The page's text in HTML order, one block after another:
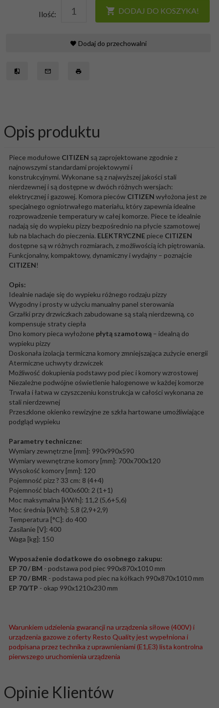
Ilość: DODAJ DO KOSZYKA!
Dodaj do przechowalni
Opis produktu
Piece modułowe CITIZEN są zaprojektowane zgodnie z
najnowszymi standardami projektowymi i
konstrukcyjnymi. Wykonane są z najwyższej jakości stali
nierdzewnej i są dostępne w dwóch różnych wersjach:
elektrycznej i gazowej. Komora pieców CITIZEN wyłożona jest ze
specjalnego ogniotrwałego materiału, który zapewnia idealne
rozprowadzenie temperatury w całej komorze. Piece te idealnie
nadają się do wypieku pizzy bezpośrednio na płycie szamotowej
lub na blachach do pieczenia. ELEKTRYCZNE piece CITIZEN
dostępne są w różnych rozmiarach, z możliwością ich piętrowania.
Funkcjonalny, kompaktowy, dynamiczny i wydajny – poznajcie
CITIZEN!
Opis:
Idealnie nadaje się do wypieku różnego rodzaju pizzy
Wygodny i prosty w użyciu manualny panel sterowania
Grzałki przy drzwiczkach zabudowane są stalą nierdzewną, co
kompensuje straty ciepła
Dno komory pieca wyłożone płytą szamotową – idealną do
wypieku pizzy
Doskonała izolacja termiczna komory zmniejszająca zużycie energii
Atermiczne uchwyty drzwiczek
Możliwość dokupienia podstawy pod piec i komory wzrostowej
Niezależne podwójne oświetlenie halogenowe w każdej komorze
Trwała i łatwa w czyszczeniu konstrukcja w całości wykonana ze
stali nierdzewnej
Przeszklone okienko rewizyjne ze szkła hartowane umożliwiające
podgląd wypieku
Parametry techniczne:
Wymiary zewnętrzne [mm]: 990x990x590
Wymiary wewnętrzne komory [mm]: 700x700x120
Wysokość komory [mm]: 120
Pojemność pizz ? 33 cm: 8 (4+4)
Pojemność blach 400x600: 2 (1+1)
Moc maksymalna [kW/h]: 11,2 (5,6+5,6)
Moc średnia [kW/h]: 5,8 (2,9+2,9)
Temperatura [°C]: do 400
Zasilanie [V]: 400
Waga [kg]: 150
Wyposażenie dodatkowe do osobnego zakupu:
EP 70 / BM - podstawa pod piec 990x870x1010 mm
EP 70 / BMR - podstawa pod piec na kółkach 990x870x1010 mm
EP 70/TP - okap 990x1210x230 mm
Warunkiem udzielenia gwarancji na urządzenia siłowe (400V) i
urządzenia gazowe z oferty Resto Quality jest wypełniona i
podpisana przez technika z uprawnieniami (E1,E3) lista kontrolna
pierwszego uruchomienia urządzenia
Opinie Klientów